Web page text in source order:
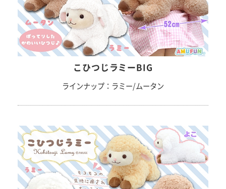
こひつじラミーBIG
ラインナップ：ラミー/ムータン